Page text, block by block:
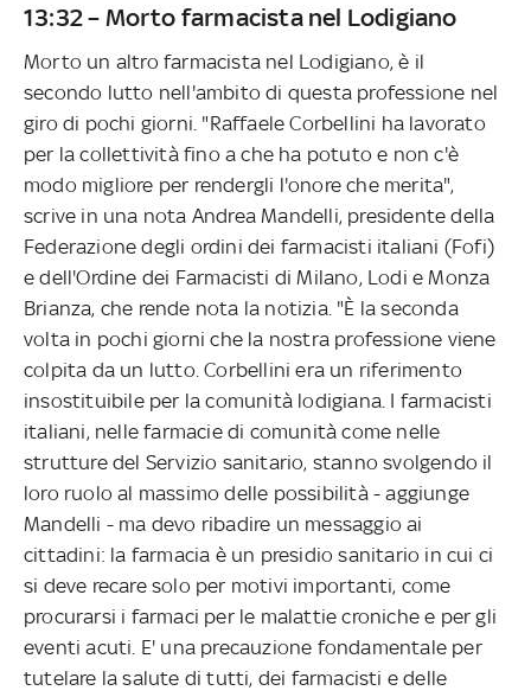
13:32 – Morto farmacista nel Lodigiano
Morto un altro farmacista nel Lodigiano, è il
secondo lutto nell'ambito di questa professione nel
giro di pochi giorni. "Raffaele Corbellini ha lavorato
per la collettività fino a che ha potuto e non c'è
modo migliore per rendergli l'onore che merita",
scrive in una nota Andrea Mandelli, presidente della
Federazione degli ordini dei farmacisti italiani (Fofi)
e dell'Ordine dei Farmacisti di Milano, Lodi e Monza
Brianza, che rende nota la notizia. "È la seconda
volta in pochi giorni che la nostra professione viene
colpita da un lutto. Corbellini era un riferimento
insostituibile per la comunità lodigiana. I farmacisti
italiani, nelle farmacie di comunità come nelle
strutture del Servizio sanitario, stanno svolgendo il
loro ruolo al massimo delle possibilità - aggiunge
Mandelli - ma devo ribadire un messaggio ai
cittadini: la farmacia è un presidio sanitario in cui ci
si deve recare solo per motivi importanti, come
procurarsi i farmaci per le malattie croniche e per gli
eventi acuti. E' una precauzione fondamentale per
tutelare la salute di tutti, dei farmacisti e delle